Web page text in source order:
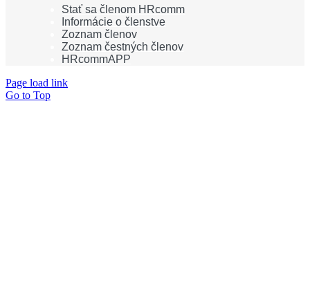
Stať sa členom HRcomm
Informácie o členstve
Zoznam členov
Zoznam čestných členov
HRcommAPP
Page load link
Go to Top